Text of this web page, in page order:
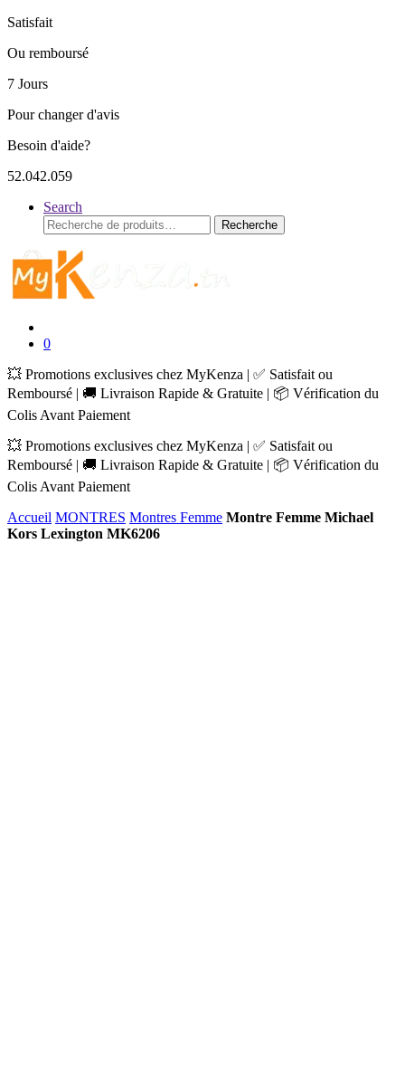
Satisfait
Ou remboursé
7 Jours
Pour changer d'avis
Besoin d'aide?
52.042.059
Search
Recherche
pour :
Recherche
0
💥 Promotions exclusives chez MyKenza | ✅ Satisfait ou
Remboursé | 🚚 Livraison Rapide & Gratuite | 📦 Vérification du
Colis Avant Paiement
💥 Promotions exclusives chez MyKenza | ✅ Satisfait ou
Remboursé | 🚚 Livraison Rapide & Gratuite | 📦 Vérification du
Colis Avant Paiement
Accueil MONTRES Montres Femme Montre Femme Michael
Kors Lexington MK6206